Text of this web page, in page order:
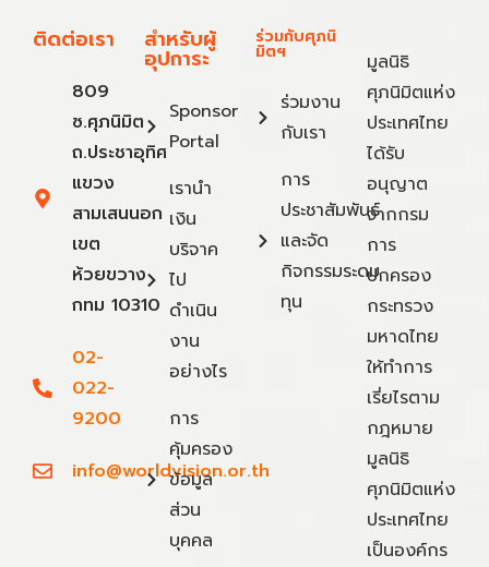
ติดต่อเรา
809
ซ.ศุภนิมิต
ถ.ประชาอุทิศ
แขวง
สามเสนนอก
เขต
ห้วยขวาง
กทม 10310
02-
022-
9200
info@worldvision.or.th
สำหรับผู้
อุปการะ
Sponsor
Portal
เรานำ
เงิน
บริจาค
ไป
ดำเนิน
งาน
อย่างไร
การ
คุ้มครอง
ข้อมูล
ส่วน
บุคคล
ร่วมกับศุภนิ
มิตฯ
ร่วมงาน
กับเรา
การ
ประชาสัมพันธ์
และจัด
กิจกรรมระดม
ทุน
มูลนิธิ
ศุภนิมิตแห่ง
ประเทศไทย
ได้รับ
อนุญาต
จากกรม
การ
ปกครอง
กระทรวง
มหาดไทย
ให้ทำการ
เรี่ยไรตาม
กฎหมาย
มูลนิธิ
ศุภนิมิตแห่ง
ประเทศไทย
เป็นองค์กร